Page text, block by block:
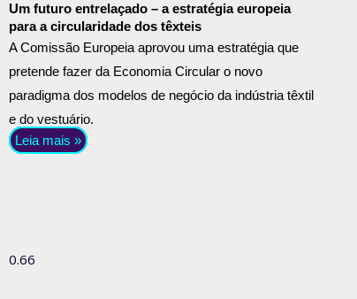
Um futuro entrelaçado – a estratégia europeia
para a circularidade dos têxteis
A Comissão Europeia aprovou uma estratégia que
pretende fazer da Economia Circular o novo
paradigma dos modelos de negócio da indústria têxtil
e do vestuário.
Leia mais »